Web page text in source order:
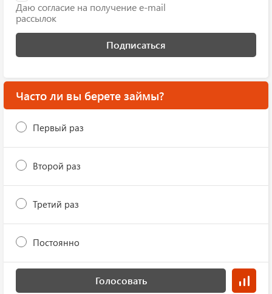
Даю согласие на получение e-mail
рассылок
Подписаться
Часто ли вы берете займы?
Первый раз
Второй раз
Третий раз
Постоянно
Голосовать